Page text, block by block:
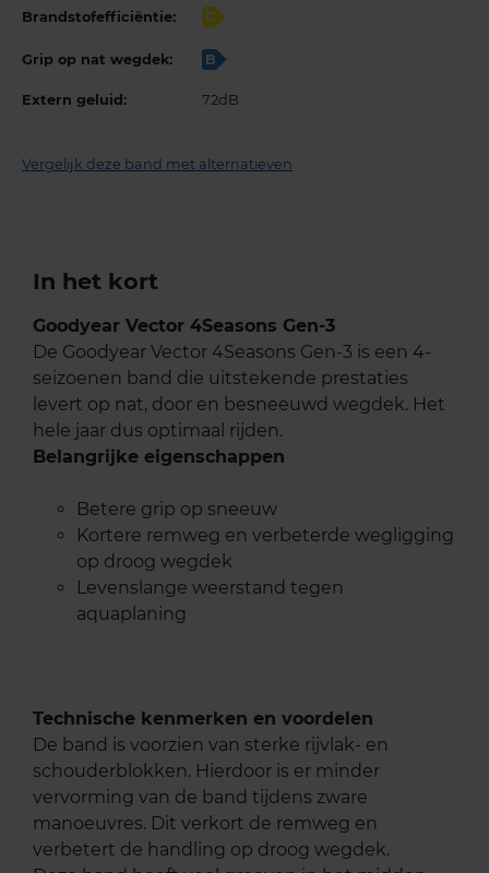
Brandstofefficiëntie: C
Grip op nat wegdek: B
Extern geluid: 72dB
Vergelijk deze band met alternatieven
In het kort
Goodyear Vector 4Seasons Gen-3
De Goodyear Vector 4Seasons Gen-3 is een 4-
seizoenen band die uitstekende prestaties
levert op nat, door en besneeuwd wegdek. Het
hele jaar dus optimaal rijden.
Belangrijke eigenschappen
Betere grip op sneeuw
Kortere remweg en verbeterde wegligging
op droog wegdek
Levenslange weerstand tegen
aquaplaning
Technische kenmerken en voordelen
De band is voorzien van sterke rijvlak- en
schouderblokken. Hierdoor is er minder
vervorming van de band tijdens zware
manoeuvres. Dit verkort de remweg en
verbetert de handling op droog wegdek.